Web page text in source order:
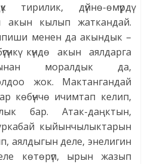
тирилик, дүйнө-өмүрдү
акын кылып жаткандай.
менен да акындык –
күндө акын аялдарга
моралдык да,
жок. Мактангандай
көбүнчө ичимтап келип,
бар. Атак-даңктын,
кыйынчылыктарын
аялдыгын деле, энелигин
көтөрүп, ырын жазып